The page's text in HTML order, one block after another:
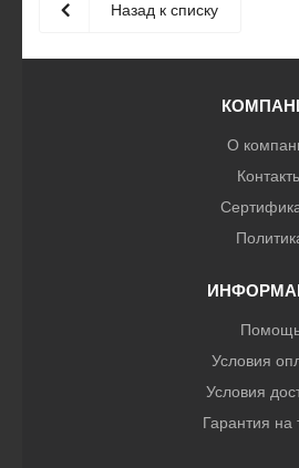
Назад к списку
О
Условия
Условия
Гарантия на